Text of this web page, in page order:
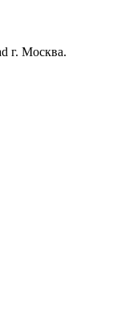
г. Москва.